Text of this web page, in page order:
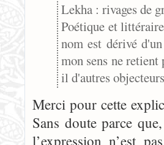
Lekha : rivages de
Poétique et
nom est dérivé
mon sens ne
il d'autres
Merci pour cette
Sans doute parce
l’expression n’est